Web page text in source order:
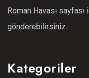
Roman Havası
gönderebilirsiniz.
Kategoriler